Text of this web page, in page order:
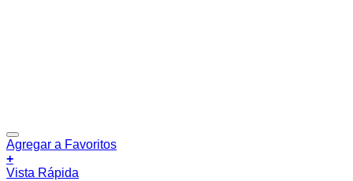
Agregar a Favoritos
+
Vista Rápida